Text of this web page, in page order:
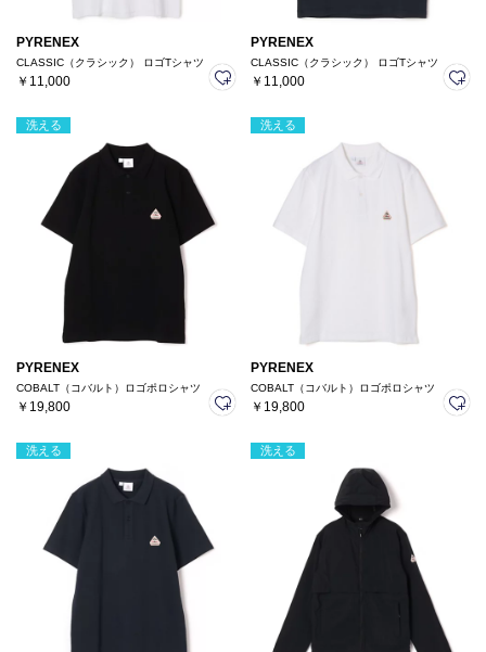
PYRENEX
CLASSIC（クラシック） ロゴTシャツ
￥11,000
PYRENEX
CLASSIC（クラシック） ロゴTシャツ
￥11,000
洗える
PYRENEX
COBALT（コバルト）ロゴポロシャツ
￥19,800
洗える
PYRENEX
COBALT（コバルト）ロゴポロシャツ
￥19,800
洗える 洗える